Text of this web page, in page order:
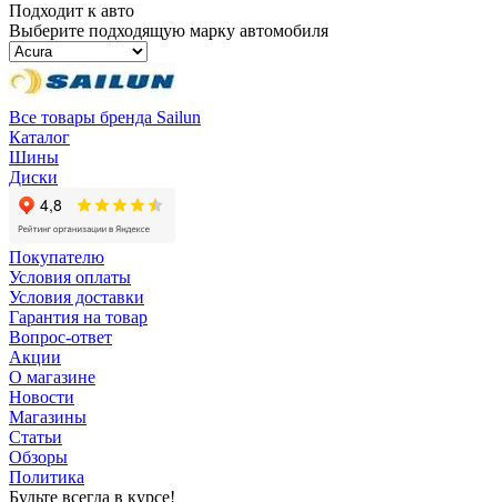
Подходит к авто
Выберите подходящую марку автомобиля
Все товары бренда Sailun
Каталог
Шины
Диски
Покупателю
Условия оплаты
Условия доставки
Гарантия на товар
Вопрос-ответ
Акции
О магазине
Новости
Магазины
Статьи
Обзоры
Политика
Будьте всегда в курсе!